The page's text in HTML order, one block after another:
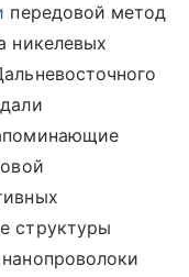
передовой метод
никелевых
структуры